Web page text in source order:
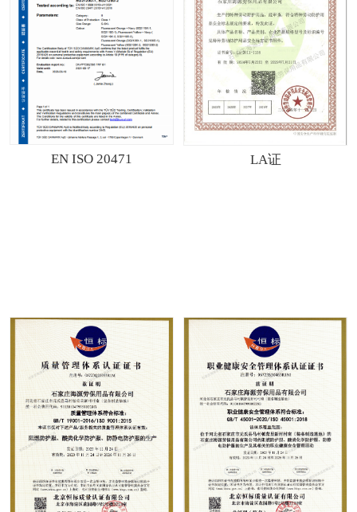
EN ISO 20471 LA证